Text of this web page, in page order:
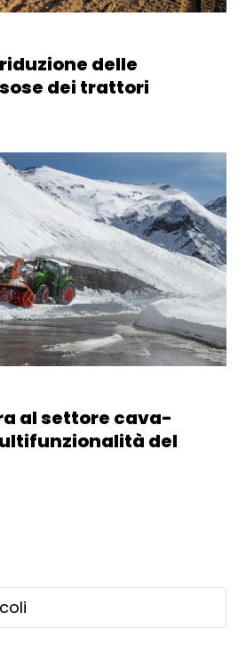
delle
dei trattori
al settore cava-
del